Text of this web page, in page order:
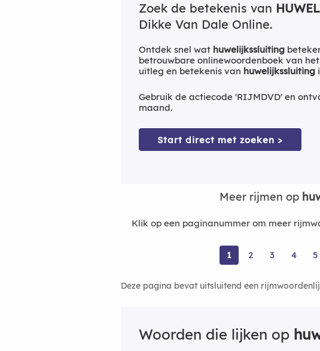
Zoek de betekenis van
Dikke Van Dale Online.
Ontdek snel wat huwelijkssluiting
betrouwbare onlinewoordenboek van
uitleg en betekenis van huwelijkssluiting
Gebruik de actiecode 'RIJMDVD' en
maand.
Start direct met zoeken >
Meer rijmen op
Klik op een paginanummer om meer
1 2 3 4 5
Deze pagina bevat uitsluitend een
Woorden die lijken op